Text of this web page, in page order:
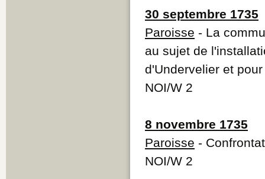
30 septembre 1735
Paroisse - La
au sujet de
d'Undervelier et
NOI/W 2
8 novembre 1735
Paroisse -
NOI/W 2